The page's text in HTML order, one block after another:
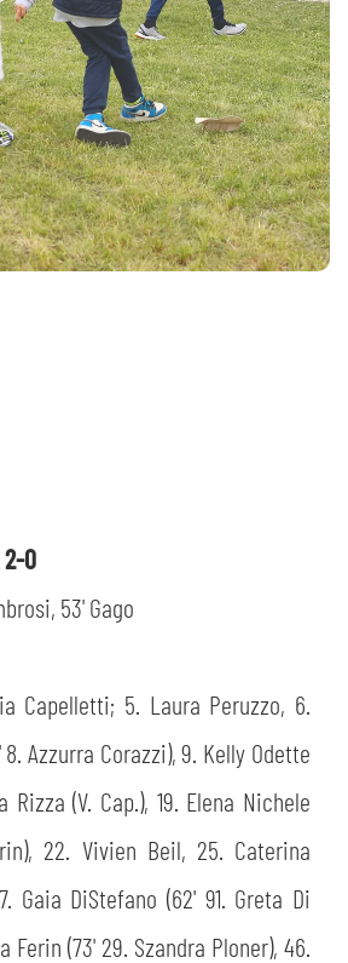
2-0
53' Gago
Capelletti; 5. Laura Peruzzo, 6.
Azzurra Corazzi), 9. Kelly Odette
Rizza (V. Cap.), 19. Elena Nichele
22. Vivien Beil, 25. Caterina
Gaia DiStefano (62' 91. Greta Di
Ferin (73' 29. Szandra Ploner), 46.
sempre abilitati
abilitato